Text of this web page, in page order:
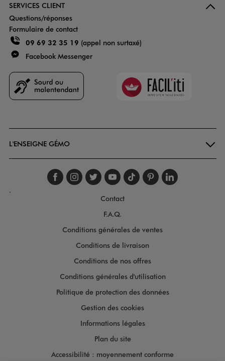
SERVICES CLIENT
Questions/réponses
Formulaire de contact
09 69 32 35 19 (appel non surtaxé)
Facebook Messenger
Faciliti
L'ENSEIGNE GÉMO
Suivez-nous sur
Suivez-nous sur
Suivez-nous sur
Suivez-nous
Suivez-nous
Suivez-
.
Contact
F.A.Q.
Conditions générales de ventes
Conditions de livraison
Conditions de nos offres
Conditions générales d'utilisation
Politique de protection des données
Gestion des cookies
Informations légales
Plan du site
Accessibilité : moyennement conforme